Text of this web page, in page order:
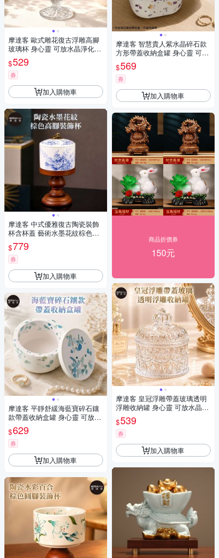
摩達客 歐式雕花復古浮雕高腳
玻璃杯 身心靈 可放水晶淨化能
量 多用途首飾品薰香蠟燭精緻
收納容器 風格擺件
$529
券
加入購物車
摩達客 中式優雅復古陶瓷裝飾
杯含杯蓋 藝術水墨花紋棕色高
腳 身心靈 可放水晶淨化能量 多
用途薰香蠟燭首飾品精緻收納
容器 風格擺件
$779
券
加入購物車
摩達客 平靜舒緩海藍寶碎石鑲
款帶蓋收納盒罐 身心靈 可放水
晶淨化能量 多用途首飾品精緻
收納容器 藝術創作風格擺件
$629
券
加入購物車
摩達客 智慧貴人紫水晶碎石款
方形帶蓋收納盒罐 身心靈 可放
水晶淨化能量 多用途首飾品精
緻收納容器 藝術創作風格擺件
$569
券
加入購物車
商品折價券
150元
摩達客 皇冠浮雕帶蓋玻璃透明
浮雕收納罐 身心靈 可放水晶淨
化能量 多用途首飾品薰香蠟燭
精緻收納容器 風格擺件
$539
券
加入購物車